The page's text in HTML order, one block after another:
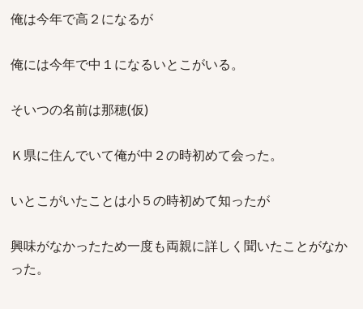
俺は今年で高２になるが
俺には今年で中１になるいとこがいる。
そいつの名前は那穂(仮)
Ｋ県に住んでいて俺が中２の時初めて会った。
いとこがいたことは小５の時初めて知ったが
興味がなかったため一度も両親に詳しく聞いたことがなか
った。